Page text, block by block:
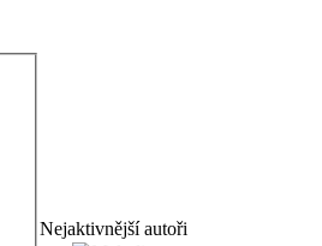
Nejaktivnější autoři